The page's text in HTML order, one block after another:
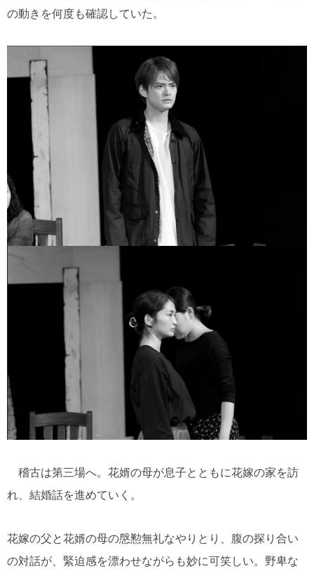
の動きを何度も確認していた。
稽古は第三場へ。花婿の母が息子とともに花嫁の家を訪
れ、結婚話を進めていく。
花嫁の父と花婿の母の慇懃無礼なやりとり、腹の探り合い
の対話が、緊迫感を漂わせながらも妙に可笑しい。野卑な